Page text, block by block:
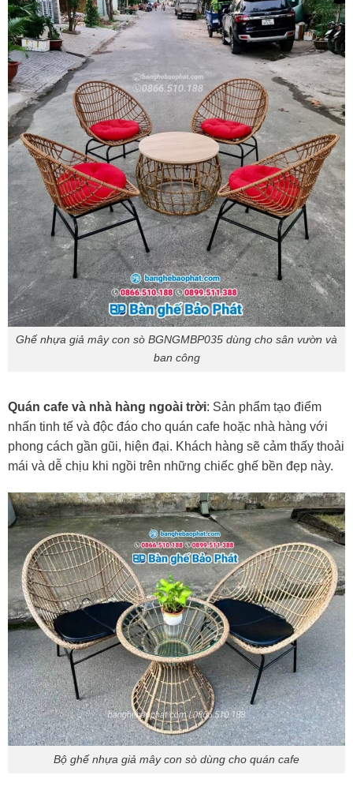
Ghế nhựa giả mây con sò BGNGMBP035 dùng cho sân vườn và
ban công
Quán cafe và nhà hàng ngoài trời: Sản phẩm tạo điểm
nhấn tinh tế và độc đáo cho quán cafe hoặc nhà hàng với
phong cách gần gũi, hiện đại. Khách hàng sẽ cảm thấy thoải
mái và dễ chịu khi ngồi trên những chiếc ghế bền đẹp này.
Bộ ghế nhựa giả mây con sò dùng cho quán cafe